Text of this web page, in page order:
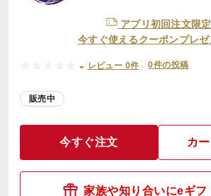
アプリ初回注文限定
今すぐ使えるクーポンプレゼ
- レビュー 0件 0件の投稿
販売中
今すぐ注文 カ
家族や知り合いにeギフ